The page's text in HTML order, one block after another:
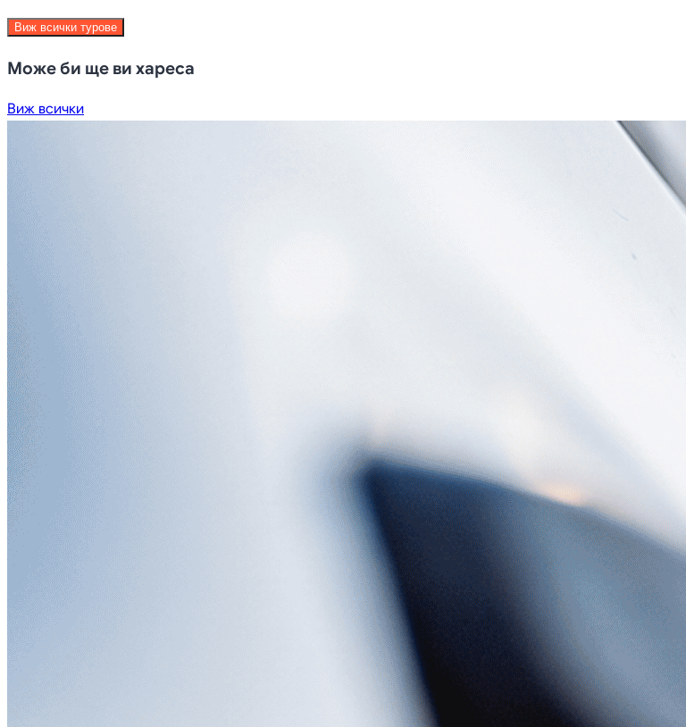
Виж всички турове
Може би ще ви хареса
Виж всички